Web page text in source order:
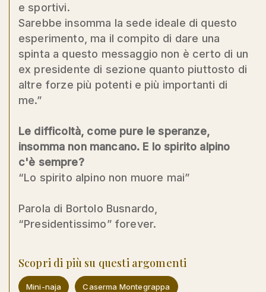
e sportivi.
Sarebbe insomma la sede ideale di questo
esperimento, ma il compito di dare una
spinta a questo messaggio non è certo di un
ex presidente di sezione quanto piuttosto di
altre forze più potenti e più importanti di
me.”
Le difficoltà, come pure le speranze,
insomma non mancano. E lo spirito alpino
c'è sempre?
“Lo spirito alpino non muore mai”
Parola di Bortolo Busnardo,
“Presidentissimo” forever.
Scopri di più su questi argomenti
Mini-naja Caserma Montegrappa